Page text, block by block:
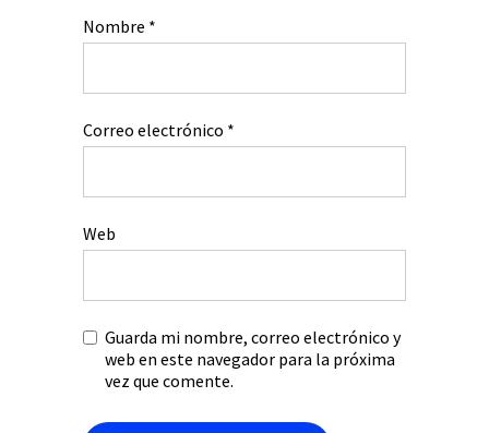
Nombre *
Correo electrónico *
Web
Guarda mi nombre, correo electrónico y
web en este navegador para la próxima
vez que comente.